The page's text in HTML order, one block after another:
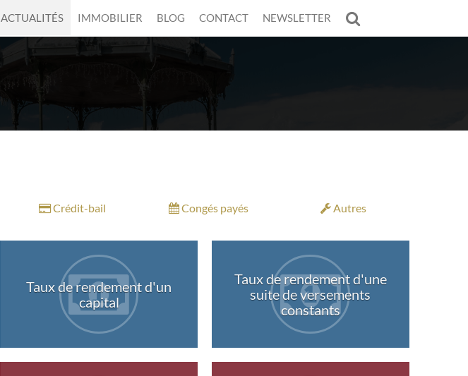
ACTUALITÉS IMMOBILIER BLOG CONTACT NEWSLETTER
Crédit-bail Congés payés Autres
Taux de rendement d'un
capital
Taux de rendement d'une
suite de versements
constants